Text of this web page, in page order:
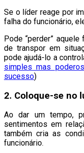
Se o líder reage por
falha do funcionário,
Pode “perder”
de transpor em
pode ajudá-lo a
simples mas
sucesso)
2. Coloque-se no
Ao dar um tempo,
sentimentos em
também cria as
funcionário.